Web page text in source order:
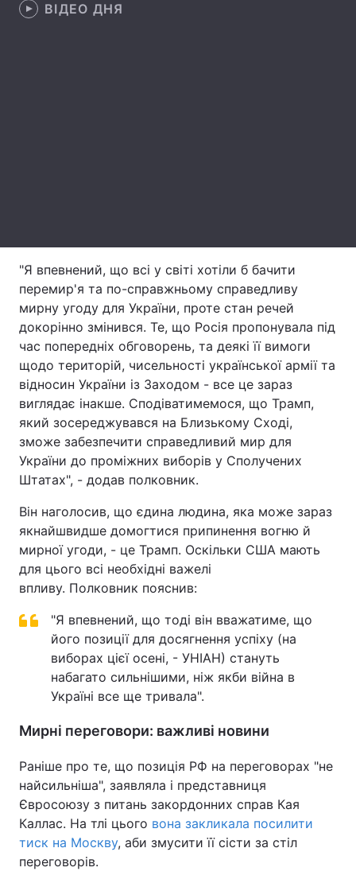
ВІДЕО ДНЯ
"Я впевнений, що всі у світі хотіли б бачити
перемир'я та по-справжньому справедливу
мирну угоду для України, проте стан речей
докорінно змінився. Те, що Росія пропонувала під
час попередніх обговорень, та деякі її вимоги
щодо територій, чисельності української армії та
відносин України із Заходом - все це зараз
виглядає інакше. Сподіватимемося, що Трамп,
який зосереджувався на Близькому Сході,
зможе забезпечити справедливий мир для
України до проміжних виборів у Сполучених
Штатах", - додав полковник.
Він наголосив, що єдина людина, яка може зараз
якнайшвидше домогтися припинення вогню й
мирної угоди, - це Трамп. Оскільки США мають
для цього всі необхідні важелі
впливу. Полковник пояснив:
"Я впевнений, що тоді він вважатиме, що
його позиції для досягнення успіху (на
виборах цієї осені, - УНІАН) стануть
набагато сильнішими, ніж якби війна в
Україні все ще тривала".
Мирні переговори: важливі новини
Раніше про те, що позиція РФ на переговорах "не
найсильніша", заявляла і представниця
Євросоюзу з питань закордонних справ Кая
Каллас. На тлі цього вона закликала посилити
тиск на Москву, аби змусити її сісти за стіл
переговорів.